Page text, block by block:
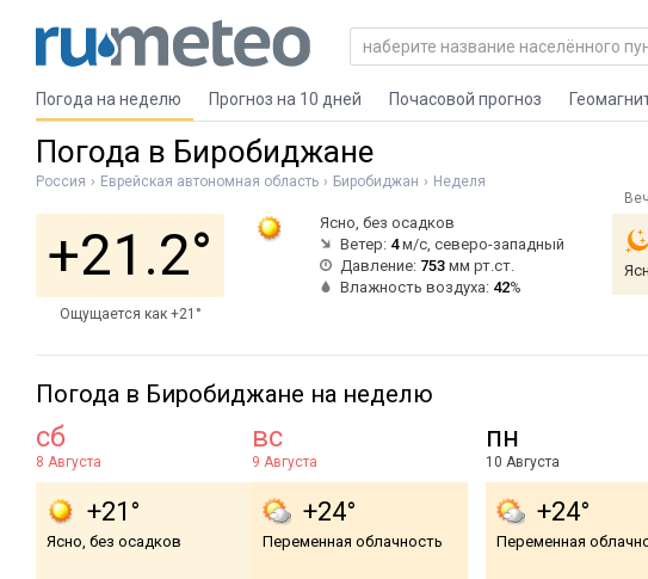
Погода на неделю Прогноз на 10 дней Почасовой прогноз
Погода в Биробиджане
Россия Еврейская автономная область Биробиджан Неделя
+21.2°
Ощущается как +21°
Ясно, без осадков
Ветер: 4м/с, северо-западный
Давление: 753 мм рт.ст.
Влажность воздуха: 42%
Погода в Биробиджане на неделю
сб
8 Августа
+21°
Ясно, без осадков
вс
9 Августа
+24°
Переменная облачность
пн
10 Августа
+24°
Переменная